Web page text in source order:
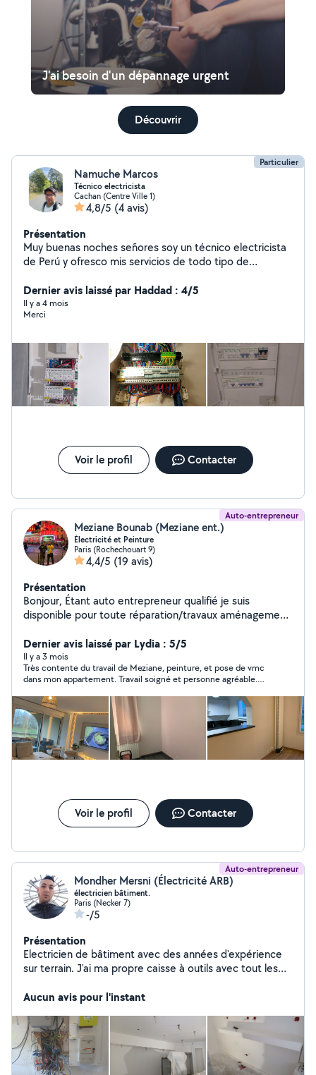
J'ai besoin d'un dépannage urgent
Découvrir
Particulier
Namuche Marcos
Técnico electricista
Cachan (Centre Ville 1)
4,8/5 (4 avis)
Présentation
Muy buenas noches señores soy un técnico electricista
de Perú y ofresco mis servicios de todo tipo de
Dernier avis laissé par Haddad : 4/5
Il y a 4 mois
Merci
Voir le profil Contacter
Auto-entrepreneur
Meziane Bounab (Meziane ent.)
Électricité et Peinture
Paris (Rochechouart 9)
4,4/5 (19 avis)
Présentation
Bonjour, Étant auto entrepreneur qualifié je suis
disponible pour toute réparation/travaux aménagement
vous avez besoin de l'avis d'un professionnel) Tout mon
travail effectué est garanti avec facture Merci de
l'attention que vous porterez à mon message j'espère
vous lire rapidement voilà électricité, peinture
placoplâtre faux, plafond, carrelage
Dernier avis laissé par Lydia : 5/5
Il y a 3 mois
Très contente du travail de Meziane, peinture, et pose de vmc
dans mon appartement. Travail soigné et personne agréable.
Voir le profil Contacter
Auto-entrepreneur
Mondher Mersni (Électricité ARB)
électricien bâtiment.
Paris (Necker 7)
-/5
Présentation
Electricien de bâtiment avec des années d'expérience
sur terrain. J'ai ma propre caisse à outils avec tout les
Honnête, et sincère ...
Aucun avis pour l'instant